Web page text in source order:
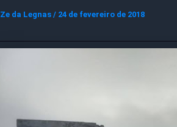
Ze da Legnas / 24 de fevereiro de 2018